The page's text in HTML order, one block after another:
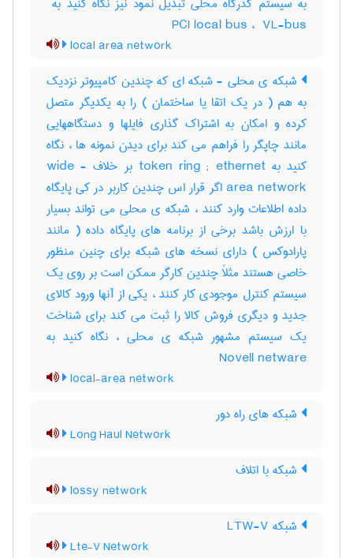
PCI local bus ، ‎ VL-bus
local area network
شبکه ی محلی - شبکه ای که چندین کامپیوتر نزدیک
به هم ( در یک اتقا یا ساختمان ) را به یکدیگر متصل
کرده و امکان به اشتراک گذاری فایلها و دستگاههایی
مانند چاپگر را فراهم می کند برای دیدن نمونه ها ، نگاه
کنید به token ring ; ethernet بر خلاف wide -
area network اگر قرار اس چندین کاربر در کی پایگاه
داده اطلاعات وارد کنند ، شبکه ی محلی می تواند بسیار
با ارزش باشد برخی از برنامه های پایگاه داده ( مانند
پارادوکس ) دارای نسخه های شبکه برای چنین منظور
خاصی هستند مثلاً چندین کارگر ممکن است بر روی یک
سیستم کنترل موجودی کار کنند ، یکی از آنها ورود کالای
جدید و دیگری فروش کالا را ثبت می کند برای شناخت
یک سیستم مشهور شبکه ی محلی ، نگاه کنید به
Novell netware
local-area network
شبکه های راه دور
Long Haul Network
شبکه با اتلاف
lossy network
شبکه LTW-V
Lte-V Network